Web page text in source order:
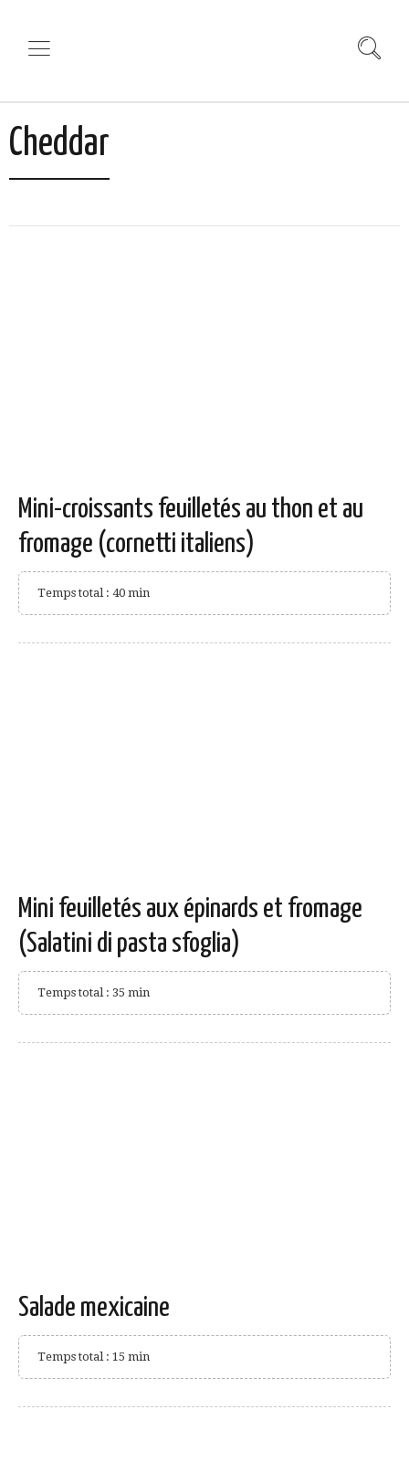
Cheddar
Mini-croissants feuilletés au thon et au
fromage (cornetti italiens)
Temps total : 40 min
Mini feuilletés aux épinards et fromage
(Salatini di pasta sfoglia)
Temps total : 35 min
Salade mexicaine
Temps total : 15 min